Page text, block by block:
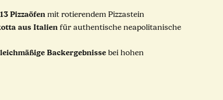
Pizzaöfenmit rotierendem Pizzastein
aus Italienfür authentische neapolitanische
Backergebnissebei hohen